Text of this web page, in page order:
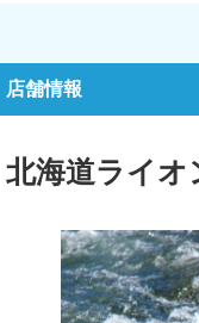
店舗情報
北海道ライ